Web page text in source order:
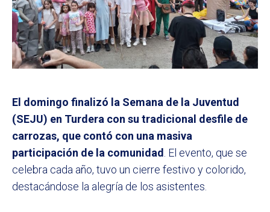
El domingo finalizó la Semana de la Juventud
(SEJU) en Turdera con su tradicional desfile de
carrozas, que contó con una masiva
participación de la comunidad. El evento, que se
celebra cada año, tuvo un cierre festivo y colorido,
destacándose la alegría de los asistentes.